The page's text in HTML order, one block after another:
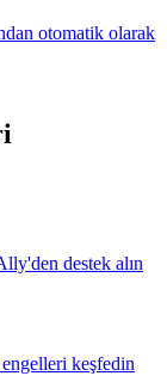
otomatik olarak
destek alın
keşfedin